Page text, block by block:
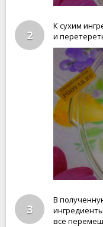
2
К сухим
и
3
В
всё